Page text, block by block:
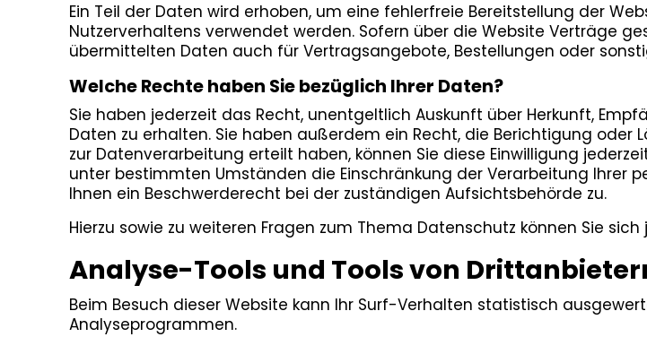
Ein Teil der Daten wird erhoben, um eine fehlerfreie Bereitstellung der
Nutzerverhaltens verwendet werden. Sofern über die Website Verträge
übermittelten Daten auch für Vertragsangebote, Bestellungen oder
Welche Rechte haben Sie bezüglich Ihrer Daten?
Sie haben jederzeit das Recht, unentgeltlich Auskunft über Herkunft,
Daten zu erhalten. Sie haben außerdem ein Recht, die Berichtigung oder
zur Datenverarbeitung erteilt haben, können Sie diese Einwilligung
unter bestimmten Umständen die Einschränkung der Verarbeitung Ihrer
Ihnen ein Beschwerderecht bei der zuständigen Aufsichtsbehörde zu.
Hierzu sowie zu weiteren Fragen zum Thema Datenschutz können Sie
Analyse-Tools und Tools von
Beim Besuch dieser Website kann Ihr Surf-Verhalten statistisch
Analyseprogrammen.